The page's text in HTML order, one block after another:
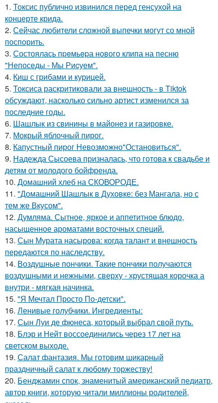
1. Токсис публично извинился перед генсухой на
концерте крида.
2. Сейчас любители сложной выпечки могут со мной
поспорить.
3. Состоялась пpeмьepа нового клипа на песню
"Непоседы - Мы Риcуем".
4. Киш с грибами и курицей.
5. Токсиса раскритиковали за внешность - в Tiktok
обсуждают, насколько сильно артист изменился за
последние годы.
6. Шашлык из свинины в майонез и газировке.
7. Мокрый яблочный пирог.
8. Капустный пирог Невозможно"Остановиться".
9. Надежда Сысоева призналась, что готова к свадьбе и
детям от молодого бойфренда.
10. Домашний хлеб на СКОВОРОДЕ.
11. "Домашний Шашлык в Духовке: без Мангала, но с
тем же Вкусом".
12. Думляма. Сытное, яркое и аппетитное блюдо,
насыщенное ароматами восточных специй.
13. Сын Мурата насырова: когда талант и внешность
передаются по наследству.
14. Воздушные пончики. Такие пончики получаются
воздушными и нежными, сверху - хрустящая корочка а
внутри - мягкая начинка.
15. "Я Мечтал Просто По-детски".
16. Ленивые голубчики. Ингредиенты:
17. Сын Луи де фюнеса, который выбрал свой путь.
18. Блэр и Нейт воссоединились через 17 лет на
светском выходе.
19. Салат фантазия. Мы готовим шикарный
праздничный салат к любому торжеству!
20. Бенджамин спок, знаменитый американский педиатр,
автор книги, которую читали миллионы родителей,